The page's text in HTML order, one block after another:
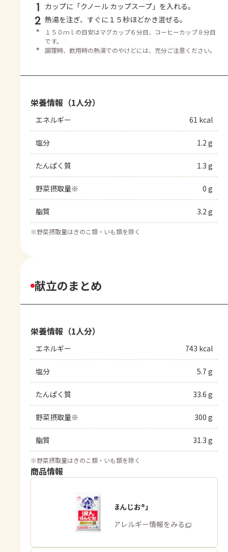
1 カップに「クノール カップスープ」を入れる。
2 熱湯を注ぎ、すぐに１５秒ほどかき混ぜる。
＊
１５０ｍｌの目安はマグカップ６分目、コーヒーカップ８分目
です。
＊
調理時、飲用時の熱湯でのやけどには、充分ご注意ください。
栄養情報（1人分）
エネルギー 61 kcal
塩分 1.2 g
たんぱく質 1.3 g
野菜摂取量※ 0 g
脂質 3.2 g
※野菜摂取量はきのこ類・いも類を除く
献立のまとめ
栄養情報（1人分）
エネルギー 743 kcal
塩分 5.7 g
たんぱく質 33.6 g
野菜摂取量※ 300 g
脂質 31.3 g
※野菜摂取量はきのこ類・いも類を除く
商品情報
「瀬戸のほんじお®」
商品・アレルギー情報をみる